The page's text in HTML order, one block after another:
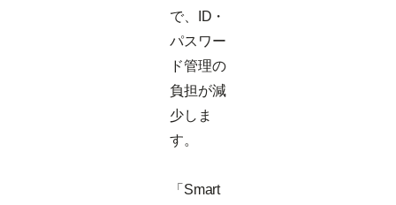
で、ID・
パスワー
ド管理の
負担が減
少しま
す。
「Smart